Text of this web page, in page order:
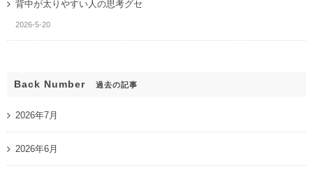
背中が太りやすい人の思考グセ
2026-5-20
Back Number 過去の記事
2026年7月
2026年6月